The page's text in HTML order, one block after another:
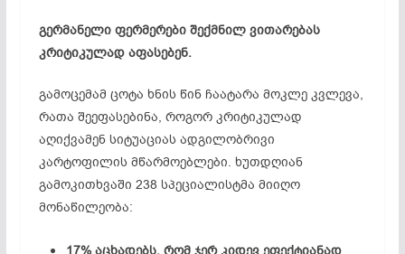
გერმანელი ფერმერები შექმნილ ვითარებას
კრიტიკულად აფასებენ.
გამოცემამ ცოტა ხნის წინ ჩაატარა მოკლე კვლევა,
რათა შეეფასებინა, როგორ კრიტიკულად
აღიქვამენ სიტუაციას ადგილობრივი
კარტოფილის მწარმოებლები. ხუთდღიან
გამოკითხვაში 238 სპეციალისტმა მიიღო
მონაწილეობა: